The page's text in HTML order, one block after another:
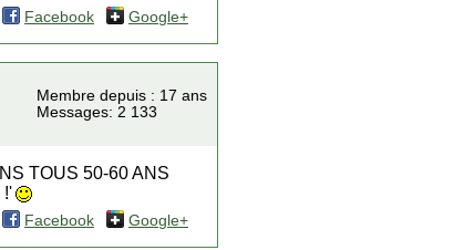
Facebook Google+
Membre depuis : 17 ans
Messages: 2 133
TOUS 50-60 ANS
!'
Facebook Google+